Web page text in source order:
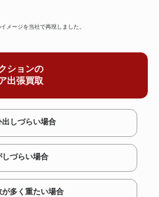
メージを当社で再現しました。
ションの
出張買取
しづらい場合
づらい場合
多く重たい場合